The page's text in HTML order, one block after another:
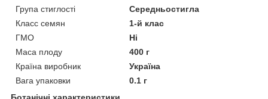
Група стиглості
Середньостигла
Класс семян
1-й клас
ГМО
Ні
Маса плоду
400 г
Країна виробник
Україна
Вага упаковки
0.1 г
Ботанічні характеристики